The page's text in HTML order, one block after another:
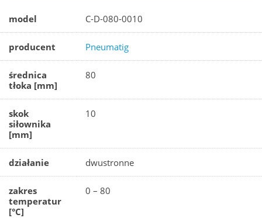
model C-D-080-0010
producent Pneumatig
średnica
tłoka [mm]
80
skok
siłownika
[mm]
10
działanie dwustronne
zakres
temperatur
[°C]
0 – 80